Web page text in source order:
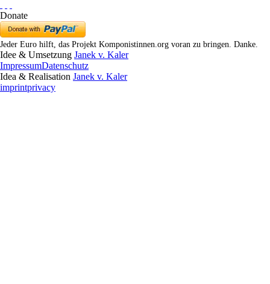
Donate
Jeder Euro hilft, das Projekt Komponistinnen.org voran zu bringen. Danke.
Idee & Umsetzung Janek v. Kaler
ImpressumDatenschutz
Idea & Realisation Janek v. Kaler
imprintprivacy